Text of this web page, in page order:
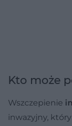
Kto może
Wszczepienie
inwazyjny,